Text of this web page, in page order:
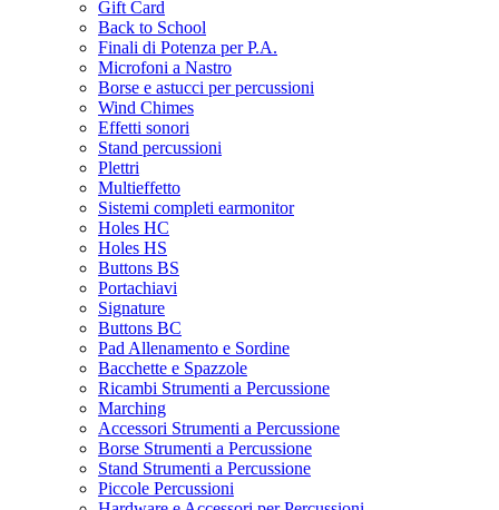
Gift Card
Back to School
Finali di Potenza per P.A.
Microfoni a Nastro
Borse e astucci per percussioni
Wind Chimes
Effetti sonori
Stand percussioni
Plettri
Multieffetto
Sistemi completi earmonitor
Holes HC
Holes HS
Buttons BS
Portachiavi
Signature
Buttons BC
Pad Allenamento e Sordine
Bacchette e Spazzole
Ricambi Strumenti a Percussione
Marching
Accessori Strumenti a Percussione
Borse Strumenti a Percussione
Stand Strumenti a Percussione
Piccole Percussioni